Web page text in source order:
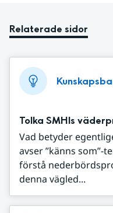
Relaterade sidor
Tolka SMHIs
Vad betyder
avser ”känns som”-
förstå
denna vägled...